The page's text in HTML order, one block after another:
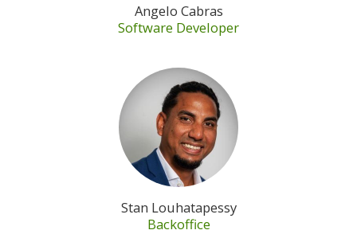
Angelo Cabras
Software Developer
Stan Louhatapessy
Backoffice